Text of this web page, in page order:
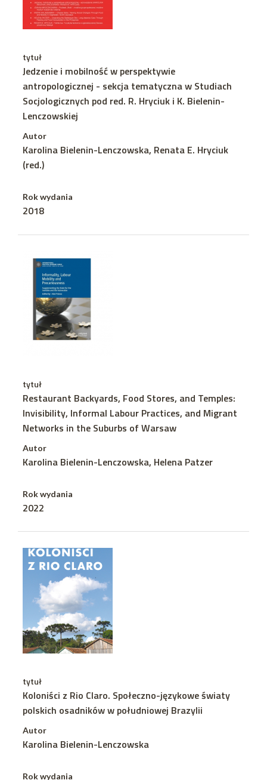
tytuł
Jedzenie i mobilność w perspektywie
antropologicznej - sekcja tematyczna w Studiach
Socjologicznych pod red. R. Hryciuk i K. Bielenin-
Lenczowskiej
Autor
Karolina Bielenin-Lenczowska, Renata E. Hryciuk
(red.)
Rok wydania
2018
tytuł
Restaurant Backyards, Food Stores, and Temples:
Invisibility, Informal Labour Practices, and Migrant
Networks in the Suburbs of Warsaw
Autor
Karolina Bielenin-Lenczowska, Helena Patzer
Rok wydania
2022
tytuł
Koloniści z Rio Claro. Społeczno-językowe światy
polskich osadników w południowej Brazylii
Autor
Karolina Bielenin-Lenczowska
Rok wydania